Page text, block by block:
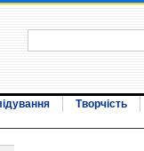
Творчість